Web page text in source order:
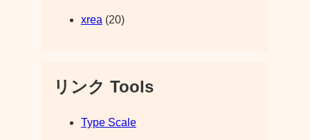
xrea (20)
リンク Tools
Type Scale